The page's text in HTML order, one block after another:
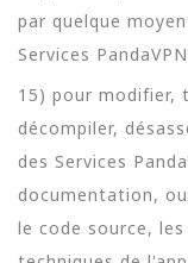
par quelque
Services
15) pour modifier,
décompiler,
des Services
documentation,
le code source,